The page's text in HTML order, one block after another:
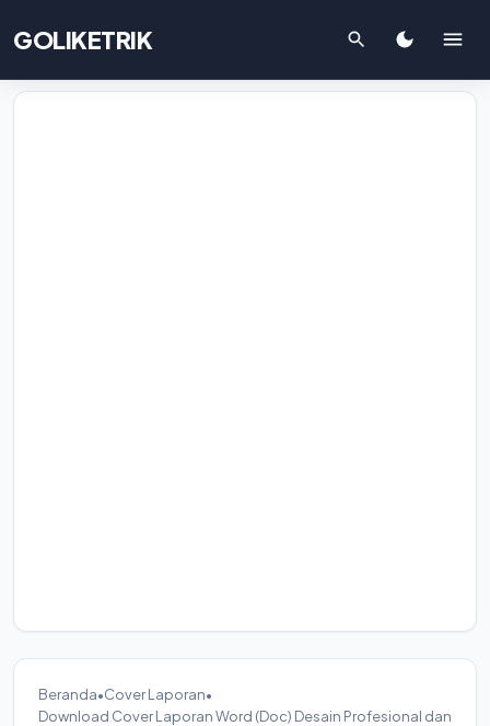
GOLIKETRIK
Beranda•Cover Laporan•
Download Cover Laporan Word (Doc) Desain Profesional dan